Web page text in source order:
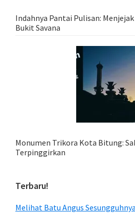
Indahnya Pantai Pulisan:
Bukit Savana
Monumen Trikora Kota Bitung:
Terpinggirkan
Terbaru!
Melihat Batu Angus